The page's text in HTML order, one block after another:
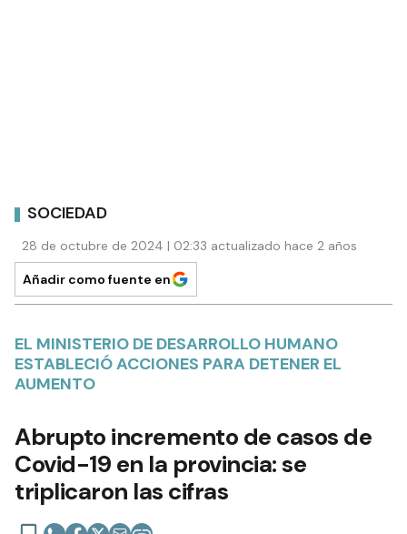
SOCIEDAD
28 de octubre de 2024 | 02:33 actualizado hace 2 años
Añadir como fuente en
EL MINISTERIO DE DESARROLLO HUMANO
ESTABLECIÓ ACCIONES PARA DETENER EL
AUMENTO
Abrupto incremento de casos de
Covid-19 en la provincia: se
triplicaron las cifras